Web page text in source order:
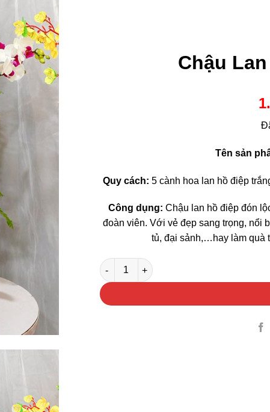
Chậu
Tên sản
Quy cách: 5 cành hoa lan hồ điệp
Công dụng: Chậu lan hồ điệp đón
đoàn viên. Với vẻ đẹp sang trọng, nổi
tủ, đại sảnh,…hay làm quà
Chậu Lan Hồ Điệp Đón Lộc số lượng